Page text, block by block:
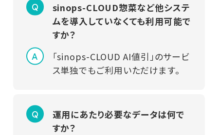
sinops-CLOUD惣菜など他システ
ムを導入していなくても利用可能で
すか？
「sinops-CLOUD AI値引」のサービ
ス単独でもご利用いただけます。
運用にあたり必要なデータは何で
すか？